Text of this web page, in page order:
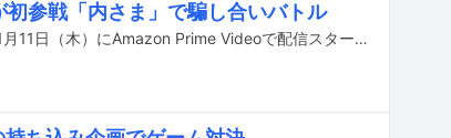
参戦「内さま」で騙し合いバトル
乃木坂46の秋元真夏、梅澤美波、与田祐希が、本日11月11日（木）にAmazon Prime Videoで配信スタートした「内村さまぁ～ず SECOND」に出演している。